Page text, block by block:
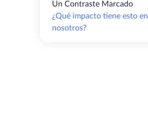
Un Contraste Marcado
¿Qué impacto tiene esto en
nosotros?